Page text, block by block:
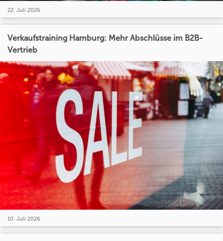
22. Juli 2026
Verkaufstraining Hamburg: Mehr Abschlüsse im B2B-
Vertrieb
10. Juli 2026